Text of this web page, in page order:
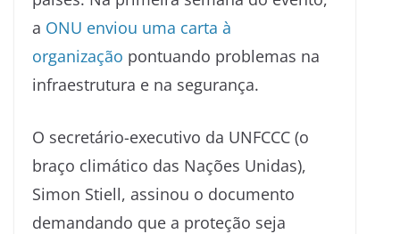
a ONU enviou uma carta à
organização pontuando problemas na
infraestrutura e na segurança.
O secretário-executivo da UNFCCC (o
braço climático das Nações Unidas),
Simon Stiell, assinou o documento
demandando que a proteção seja